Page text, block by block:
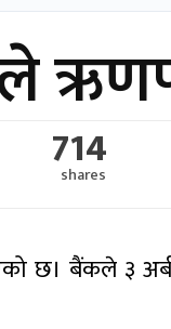
714
shares
छ। बैंकले ३